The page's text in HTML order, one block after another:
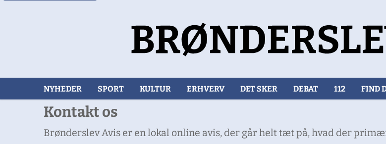
NYHEDER SPORT KULTUR ERHVERV DET SKER DEBAT 112 FIND
Kontakt os
Brønderslev Avis er en lokal online avis, der går helt tæt på, hvad der